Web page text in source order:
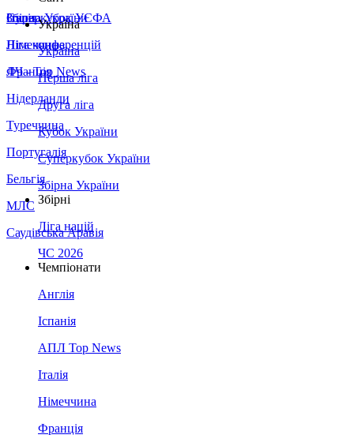
Збірна України
Італія
Німеччина
Франція
Нідерланди
Туреччина
Португалія
Бельгія
МЛС
Саудівська Аравія
Суперкубок УЄФА
Ліга конференцій
ЛЧ - Top News
Україна
Україна
Перша ліга
Друга ліга
Кубок України
Суперкубок України
Збірна України
Збірні
Ліга націй
ЧС 2026
Чемпіонати
Англія
Іспанія
АПЛ Top News
Італія
Німеччина
Франція